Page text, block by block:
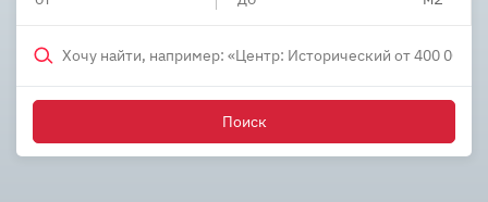
Поиск